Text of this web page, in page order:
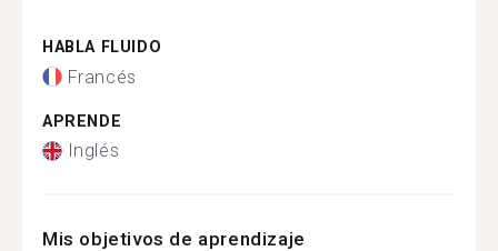
HABLA FLUIDO
Francés
APRENDE
Inglés
Mis objetivos de aprendizaje